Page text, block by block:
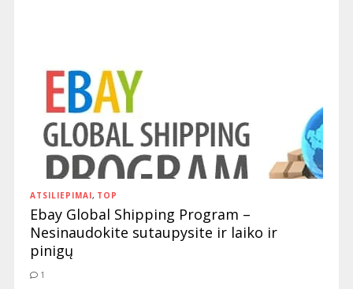
ATSILIEPIMAI, TOP
Ebay Global Shipping Program –
Nesinaudokite sutaupysite ir laiko ir
pinigų
1